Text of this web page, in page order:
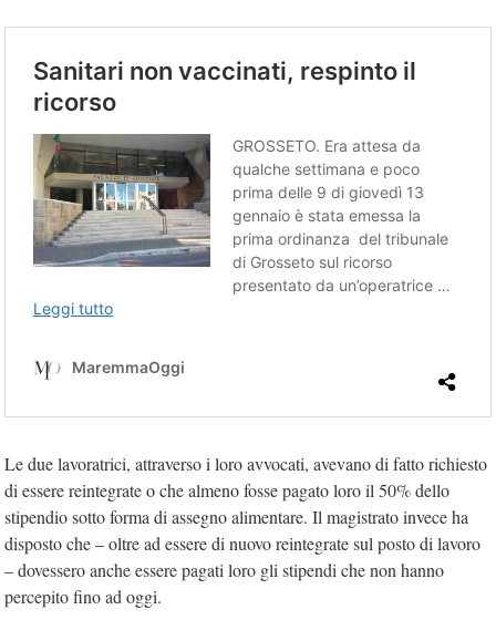
Le due lavoratrici, attraverso i loro avvocati, avevano di fatto richiesto
di essere reintegrate o che almeno fosse pagato loro il 50% dello
stipendio sotto forma di assegno alimentare. Il magistrato invece ha
disposto che – oltre ad essere di nuovo reintegrate sul posto di lavoro
– dovessero anche essere pagati loro gli stipendi che non hanno
percepito fino ad oggi.